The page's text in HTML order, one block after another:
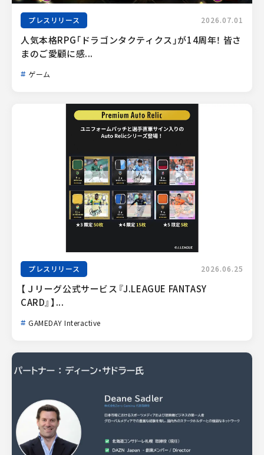
プレスリリース 2026.07.01
人気本格RPG「ドラゴンタクティクス」が14周年！ 皆さ
まのご愛顧に感...
ゲーム
プレスリリース 2026.06.25
【Ｊリーグ公式サービス『J.LEAGUE FANTASY
CARD』】...
GAMEDAY Interactive